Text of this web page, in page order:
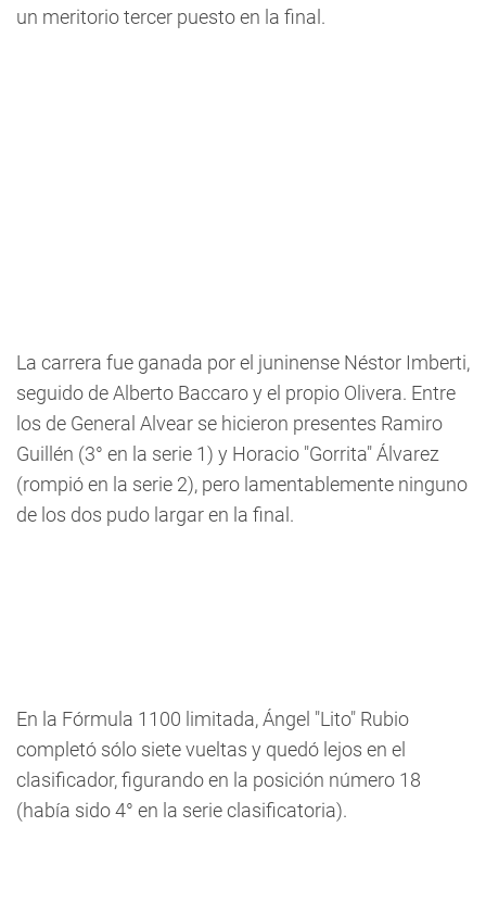
un meritorio tercer puesto en la final.
La carrera fue ganada por el juninense Néstor Imberti,
seguido de Alberto Baccaro y el propio Olivera. Entre
los de General Alvear se hicieron presentes Ramiro
Guillén (3° en la serie 1) y Horacio "Gorrita" Álvarez
(rompió en la serie 2), pero lamentablemente ninguno
de los dos pudo largar en la final.
En la Fórmula 1100 limitada, Ángel "Lito" Rubio
completó sólo siete vueltas y quedó lejos en el
clasificador, figurando en la posición número 18
(había sido 4° en la serie clasificatoria).